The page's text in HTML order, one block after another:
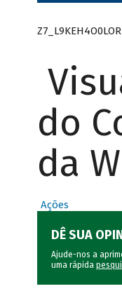
do
da
Ações
DÊ SUA
Ajude-nos a
uma rápida